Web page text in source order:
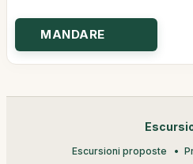
Escursioni proposte